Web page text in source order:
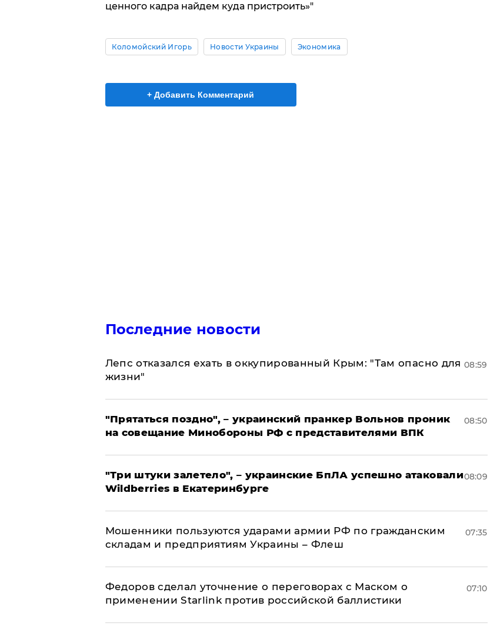
ценного кадра найдем куда пристроить»"
Коломойский Игорь Новости Украины Экономика
+ Добавить Комментарий
Последние новости
Лепс отказался ехать в оккупированный Крым: "Там опасно для
жизни"
08:59
"Прятаться поздно", – украинский пранкер Вольнов проник
на совещание Минобороны РФ с представителями ВПК
08:50
"Три штуки залетело", – украинские БпЛА успешно атаковали
Wildberries в Екатеринбурге
08:09
Мошенники пользуются ударами армии РФ по гражданским
складам и предприятиям Украины – Флеш
07:35
Федоров сделал уточнение о переговорах с Маском о
применении Starlink против российской баллистики
07:10